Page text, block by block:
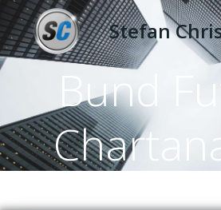
Zum
Inhalt
Stefan
Bund